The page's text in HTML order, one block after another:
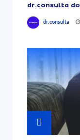
dr.consulta
dr.consulta